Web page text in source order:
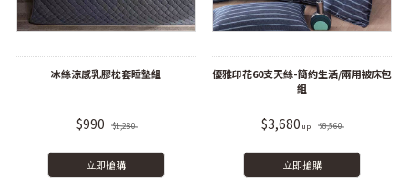
冰絲涼感乳膠枕套睡墊組
$990 $1,280
立即搶購
優雅印花60支天絲-簡約生活/兩用被床包
組
$3,680 $8,560
立即搶購